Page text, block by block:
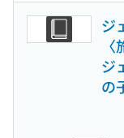
ジ
ジ
の